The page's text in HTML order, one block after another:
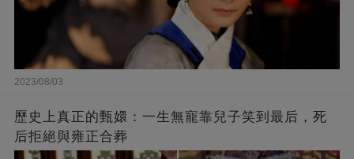
2023/08/03
歷史上真正的甄嬛：一生無寵靠兒子笑到最后，死
后拒絕與雍正合葬